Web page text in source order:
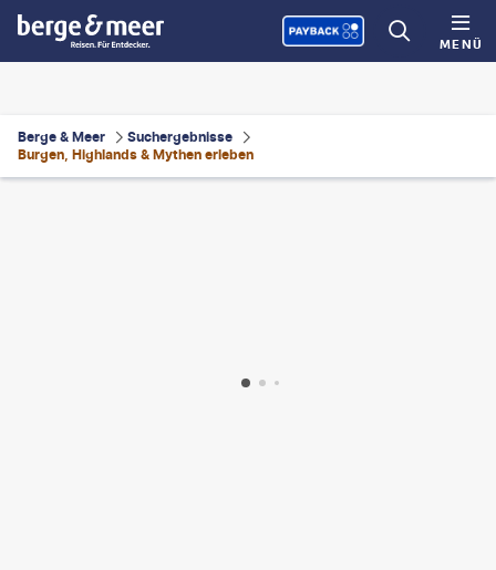
MENÜ
Berge & Meer
Suchergebnisse
Burgen, Highlands & Mythen erleben